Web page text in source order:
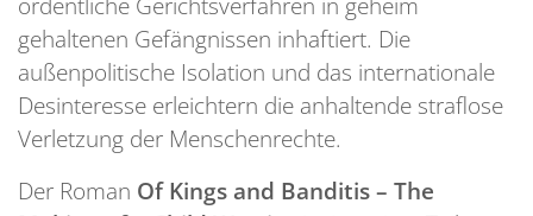
gehaltenen Gefängnissen inhaftiert. Die
außenpolitische Isolation und das internationale
Desinteresse erleichtern die anhaltende straflose
Verletzung der Menschenrechte.
Der Roman Of Kings and Banditis – The